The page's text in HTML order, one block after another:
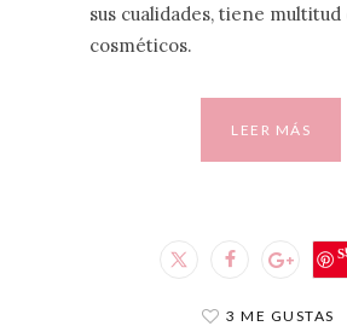
sus cualidades, tiene multitud
cosméticos.
LEER MÁS
3 ME GUSTAS